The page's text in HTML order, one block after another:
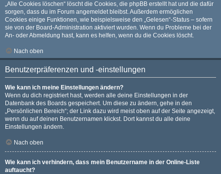
„Alle Cookies löschen“ löscht die Cookies, die phpBB erstellt hat und die dafür
sorgen, dass du im Forum angemeldet bleibst. Außerdem ermöglichen
Cookies einige Funktionen, wie beispielsweise den „Gelesen“-Status – sofern
sie von der Board-Administration aktiviert wurden. Wenn du Probleme bei der
An- oder Abmeldung hast, kann es helfen, wenn du die Cookies löscht.
Nach oben
Benutzerpräferenzen und -einstellungen
Wie kann ich meine Einstellungen ändern?
Wenn du dich registriert hast, werden alle deine Einstellungen in der
Datenbank des Boards gespeichert. Um diese zu ändern, gehe in den
„Persönlichen Bereich“; der Link dazu wird meist oben auf der Seite angezeigt,
wenn du auf deinen Benutzernamen klickst. Dort kannst du alle deine
Einstellungen ändern.
Nach oben
Wie kann ich verhindern, dass mein Benutzername in der Online-Liste
auftaucht?